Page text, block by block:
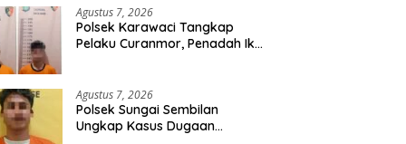
Agustus 7, 2026
Polsek Karawaci Tangkap
Pelaku Curanmor, Penadah Ikut
Agustus 7, 2026
Polsek Sungai Sembilan
Ungkap Kasus Dugaan